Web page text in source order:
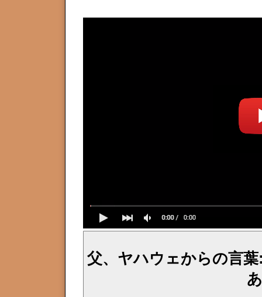
父、ヤハウェからの言